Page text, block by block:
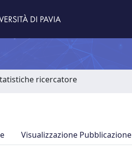
ricercatore
Visualizzazione Pubblicazione